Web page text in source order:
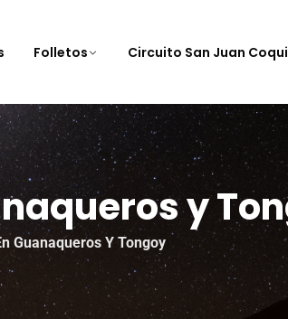
Folletos Circuito San Juan
y
Guanaqueros Y Tongoy